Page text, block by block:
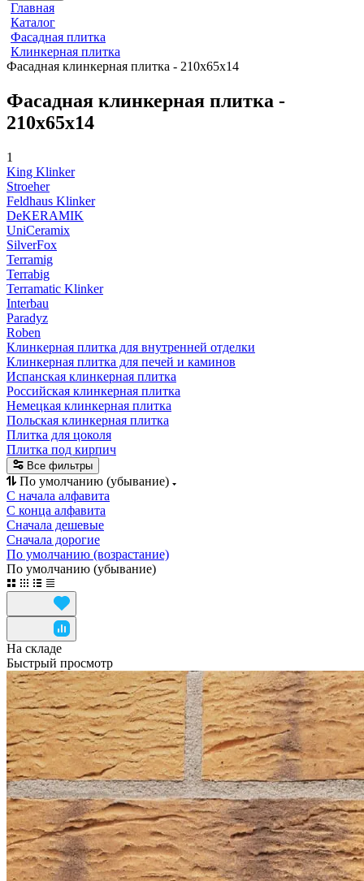
Главная
Каталог
Фасадная плитка
Клинкерная плитка
Фасадная клинкерная плитка - 210x65x14
Фасадная клинкерная плитка -
210x65x14
1
King Klinker
Stroeher
Feldhaus Klinker
DeKERAMIK
UniCeramix
SilverFox
Terramig
Terrabig
Terramatic Klinker
Interbau
Paradyz
Roben
Клинкерная плитка для внутренней отделки
Клинкерная плитка для печей и каминов
Испанская клинкерная плитка
Российская клинкерная плитка
Немецкая клинкерная плитка
Польская клинкерная плитка
Плитка для цоколя
Плитка под кирпич
Все фильтры
По умолчанию (убывание)
С начала алфавита
С конца алфавита
Сначала дешевые
Сначала дорогие
По умолчанию (возрастание)
По умолчанию (убывание)
На складе
Быстрый просмотр